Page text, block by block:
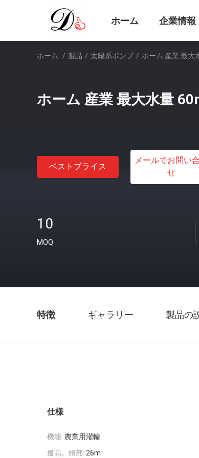
ホーム 企業情報
ホーム / 製品 / 太陽系ポンプ / ホーム 産業 最大
ホーム 産業 最大水量
ベストプライス
メールでお問い
せ
10
MOQ
特徴 ギャラリー 製品の
仕様
機能: 農業用灌輸
最高。頭部: 26m